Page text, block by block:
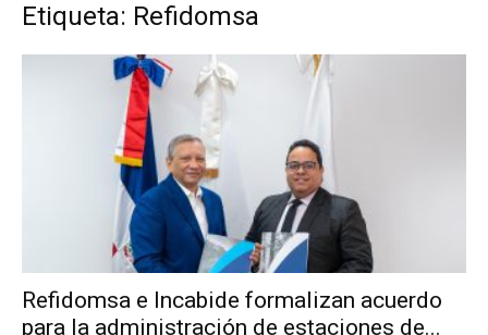
Etiqueta: Refidomsa
Refidomsa e Incabide formalizan acuerdo
para la administración de estaciones de...